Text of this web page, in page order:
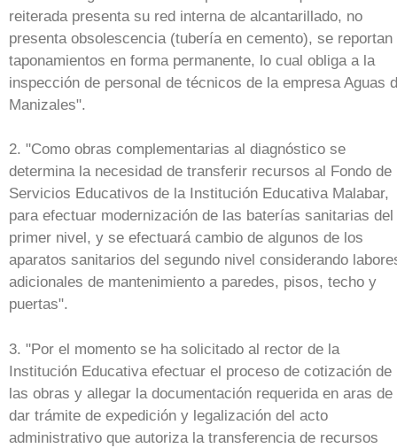
reiterada presenta su red interna de alcantarillado, no
presenta obsolescencia (tubería en cemento), se reportan
taponamientos en forma permanente, lo cual obliga a la
inspección de personal de técnicos de la empresa Aguas
Manizales".
2. "Como obras complementarias al diagnóstico se
determina la necesidad de transferir recursos al Fondo de
Servicios Educativos de la Institución Educativa Malabar,
para efectuar modernización de las baterías sanitarias del
primer nivel, y se efectuará cambio de algunos de los
aparatos sanitarios del segundo nivel considerando
adicionales de mantenimiento a paredes, pisos, techo y
puertas".
3. "Por el momento se ha solicitado al rector de la
Institución Educativa efectuar el proceso de cotización de
las obras y allegar la documentación requerida en aras de
dar trámite de expedición y legalización del acto
administrativo que autoriza la transferencia de recursos